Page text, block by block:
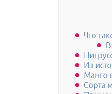
Что
Из
Манго
Сорта